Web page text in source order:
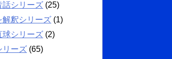
話シリーズ (25)
解釈シリーズ (1)
球シリーズ (2)
リーズ (65)